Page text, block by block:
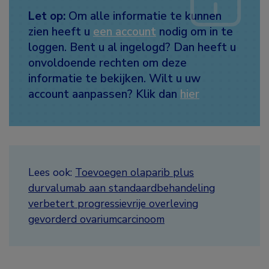
Let op: Om alle informatie te kunnen
zien heeft u een account nodig om in te
loggen. Bent u al ingelogd? Dan heeft u
onvoldoende rechten om deze
informatie te bekijken. Wilt u uw
account aanpassen? Klik dan hier
Lees ook: Toevoegen olaparib plus
durvalumab aan standaardbehandeling
verbetert progressievrije overleving
gevorderd ovariumcarcinoom